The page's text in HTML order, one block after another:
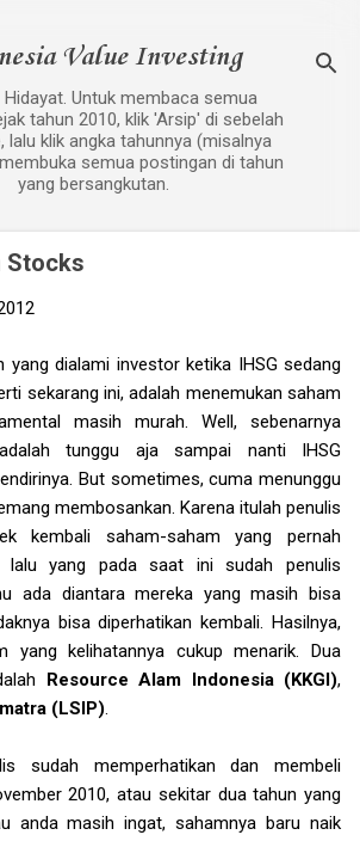
Value Investing
Hidayat. Untuk membaca semua
tahun 2010, klik 'Arsip' di sebelah
lalu klik angka tahunnya (misalnya
semua postingan di tahun
yang bersangkutan.
Stocks
yang dialami investor ketika IHSG sedang
sekarang ini, adalah menemukan saham
masih murah. Well, sebenarnya
tunggu aja sampai nanti IHSG
But sometimes, cuma menunggu
membosankan. Karena itulah penulis
kembali saham-saham yang pernah
lalu yang pada saat ini sudah penulis
ada diantara mereka yang masih bisa
bisa diperhatikan kembali. Hasilnya,
yang kelihatannya cukup menarik. Dua
Resource Alam Indonesia (KKGI),
(LSIP)
sudah memperhatikan dan membeli
2010, atau sekitar dua tahun yang
anda masih ingat, sahamnya baru naik